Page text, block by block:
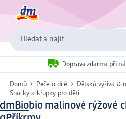
Hledat a najít
Doprava zdarma při
Domů Péče o dítě
Dětská výživa &
Snacky a křupky pro děti
dmBiobio malinové rýžové